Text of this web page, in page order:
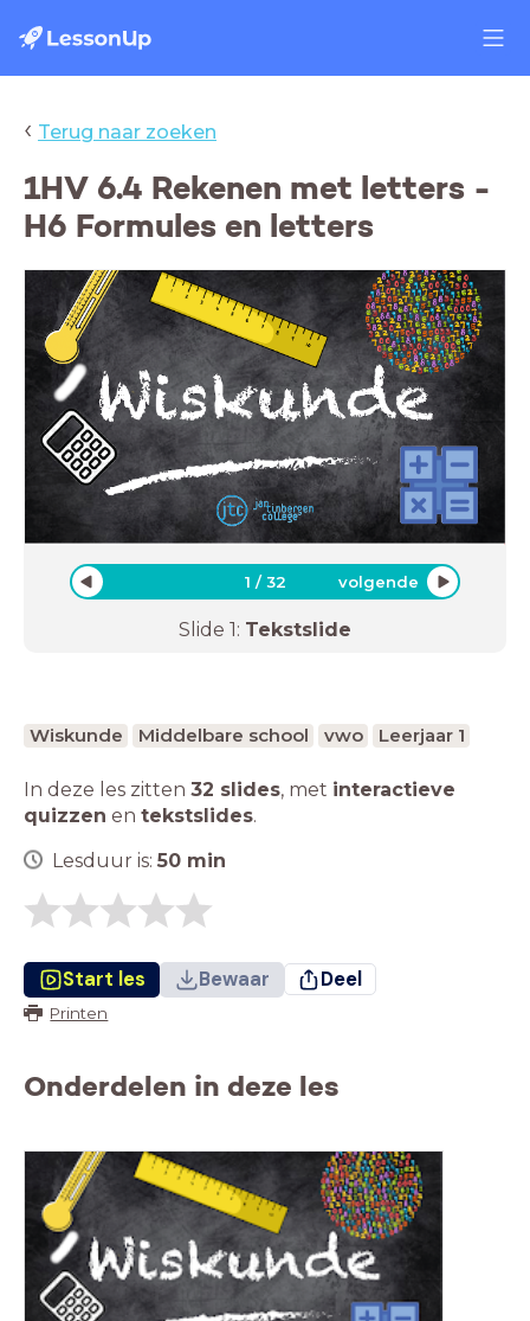
‹ Terug naar zoeken
1HV 6.4 Rekenen met letters -
H6 Formules en letters
1 /32 volgende
Slide 1: Tekstslide
Wiskunde Middelbare school vwo Leerjaar 1
In deze les zitten 32 slides, met interactieve
quizzen en tekstslides.
Lesduur is: 50 min
Start les Bewaar Deel
Printen
Onderdelen in deze les